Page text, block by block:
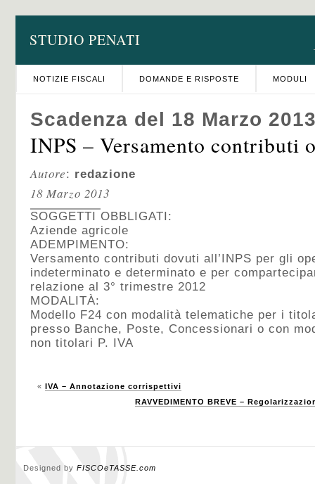
STUDIO PENATI
NOTIZIE FISCALI DOMANDE E RISPOSTE MODULI
Scadenza del 18 Marzo
INPS – Versamento contributi
Autore: redazione
18 Marzo 2013
SOGGETTI OBBLIGATI:
Aziende agricole
ADEMPIMENTO:
Versamento contributi dovuti all’INPS per gli
indeterminato e determinato e per
relazione al 3° trimestre 2012
MODALITÀ:
Modello F24 con modalità telematiche per i
presso Banche, Poste, Concessionari o con
non titolari P. IVA
« IVA – Annotazione corrispettivi
RAVVEDIMENTO BREVE –
Designed by FISCOeTASSE.com